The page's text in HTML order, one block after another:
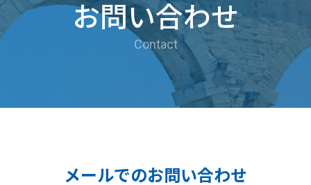
お問い合わせ
Contact
メールでのお問い合わせ